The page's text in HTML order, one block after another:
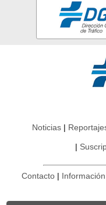
Noticias
Contacto